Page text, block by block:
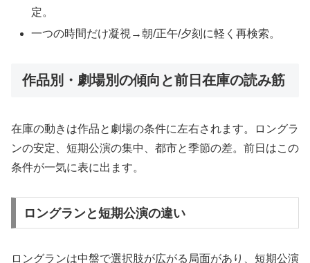
定。
一つの時間だけ凝視→朝/正午/夕刻に軽く再検索。
作品別・劇場別の傾向と前日在庫の読み筋
在庫の動きは作品と劇場の条件に左右されます。ロングラ
ンの安定、短期公演の集中、都市と季節の差。前日はこの
条件が一気に表に出ます。
ロングランと短期公演の違い
ロングランは中盤で選択肢が広がる局面があり、短期公演